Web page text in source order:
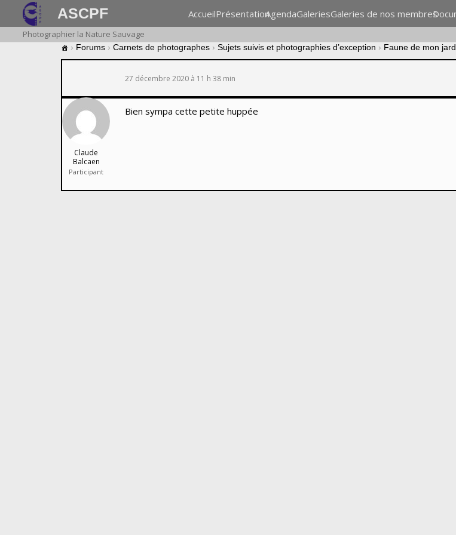
ASCPF AccueilPrésentationAgendaGaleriesGaleries de nos membres
Photographier la Nature Sauvage
› Forums › Carnets de photographes › Sujets suivis et photographies d’exception › Faune de mon
27 décembre 2020 à 11 h 38 min
Claude
Balcaen
Participant
Bien sympa cette petite huppée